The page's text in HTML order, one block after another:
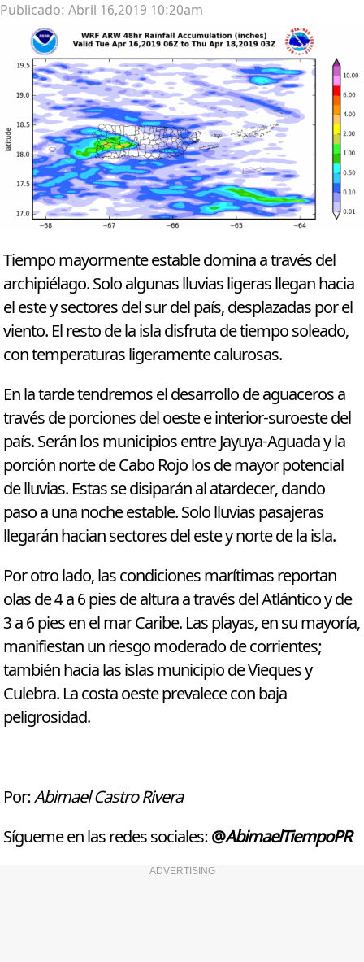
Publicado: Abril 16,2019 10:20am
Tiempo mayormente estable domina a través del
archipiélago. Solo algunas lluvias ligeras llegan hacia
el este y sectores del sur del país, desplazadas por el
viento. El resto de la isla disfruta de tiempo soleado,
con temperaturas ligeramente calurosas.
En la tarde tendremos el desarrollo de aguaceros a
través de porciones del oeste e interior-suroeste del
país. Serán los municipios entre Jayuya-Aguada y la
porción norte de Cabo Rojo los de mayor potencial
de lluvias. Estas se disiparán al atardecer, dando
paso a una noche estable. Solo lluvias pasajeras
llegarán hacian sectores del este y norte de la isla.
Por otro lado, las condiciones marítimas reportan
olas de 4 a 6 pies de altura a través del Atlántico y de
3 a 6 pies en el mar Caribe. Las playas, en su mayoría,
manifiestan un riesgo moderado de corrientes;
también hacia las islas municipio de Vieques y
Culebra. La costa oeste prevalece con baja
peligrosidad.
Por:Abimael Castro Rivera
Sígueme en las redes sociales:@AbimaelTiempoPR
ADVERTISING